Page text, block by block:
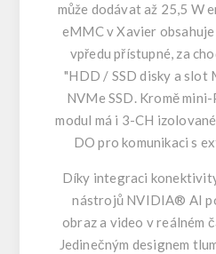
může dodávat až 25,5 W
eMMC v Xavier
vpředu přístupné, za
"HDD / SSD disky a slot
NVMe SSD. Kromě
modul má i 3-CH
DO pro komunikaci s
Díky integraci
nástrojů NVIDIA® AI
obraz a video v reálném
Jedinečným designem